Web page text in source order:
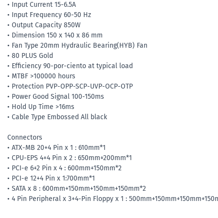
• Input Current 15-6.5A
• Input Frequency 60-50 Hz
• Output Capacity 850W
• Dimension 150 x 140 x 86 mm
• Fan Type 20mm Hydraulic Bearing(HYB) Fan
• 80 PLUS Gold
• Efficiency 90-por-ciento at typical load
• MTBF >100000 hours
• Protection PVP-OPP-SCP-UVP-OCP-OTP
• Power Good Signal 100-150ms
• Hold Up Time >16ms
• Cable Type Embossed All black
Connectors
• ATX-MB 20+4 Pin x 1 : 610mm*1
• CPU-EPS 4+4 Pin x 2 : 650mm+200mm*1
• PCI-e 6+2 Pin x 4 : 600mm+150mm*2
• PCI-e 12+4 Pin x 1:700mm*1
• SATA x 8 : 600mm+150mm+150mm+150mm*2
• 4 Pin Peripheral x 3+4-Pin Floppy x 1 :